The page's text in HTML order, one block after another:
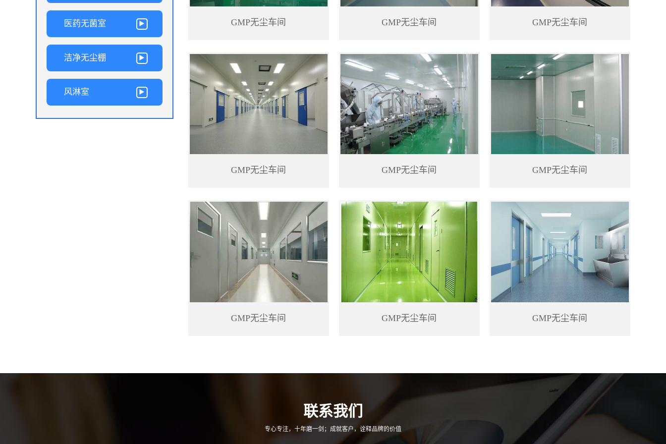
医药无菌室
洁净无尘棚
风淋室
GMP无尘车间 GMP无尘车间 GMP无尘车间
GMP无尘车间 GMP无尘车间 GMP无尘车间
GMP无尘车间 GMP无尘车间 GMP无尘车间
联系我们
专心专注，十年磨一剑；成就客户，诠释品牌的价值